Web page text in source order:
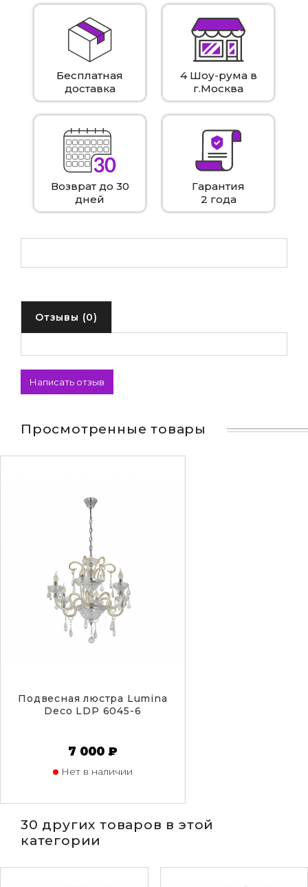
Бесплатная
доставка
4 Шоу-рума в
г.Москва
Возврат до 30
дней
Гарантия
2 года
Отзывы (0)
Написать отзыв
Просмотренные товары
Подвесная люстра Lumina
Deco LDP 6045-6
7 000 ₽
Нет в наличии
30 других товаров в этой
категории